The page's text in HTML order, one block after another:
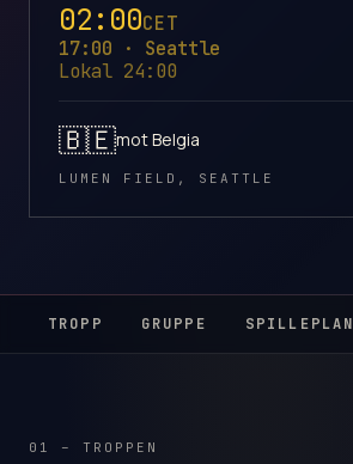
02:00CET
17:00 · Seattle
Lokal 24:00
🇧🇪mot Belgia
LUMEN FIELD, SEATTLE
TROPP GRUPPE SPILLEPLAN
01 – TROPPEN